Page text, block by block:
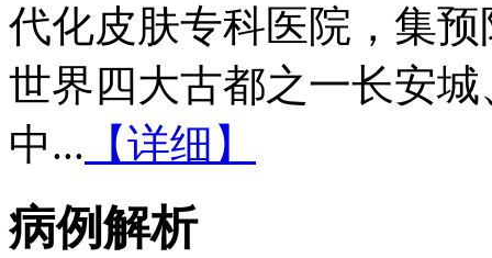
代化皮肤专科医院，集
世界四大古都之一长安
中... 【详细】
病例解析